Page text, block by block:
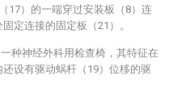
17）的一端穿过安装板（8）连
定连接的固定板（21）。
种神经外科用检查椅，其特征在
设有驱动蜗杆（19）位移的驱